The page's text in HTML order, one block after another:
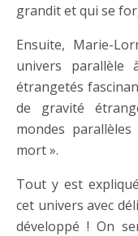
grandit et qui se
Ensuite, Marie-
univers parallèle
étrangetés
de gravité
mondes
mort ».
Tout y est
cet univers avec
développé ! On